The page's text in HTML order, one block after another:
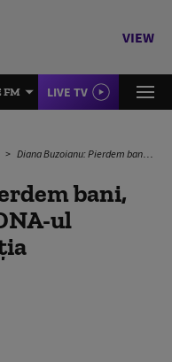
VIEW
FM LIVE TV
Diana Buzoianu: Pierdem bani, dar și ani de viață. DNA-ul pădurilor este soluția
bani,
ul